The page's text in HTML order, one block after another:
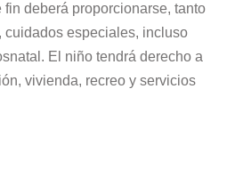
fin deberá proporcionarse, tanto
cuidados especiales, incluso
El niño tendrá derecho a
vivienda, recreo y servicios